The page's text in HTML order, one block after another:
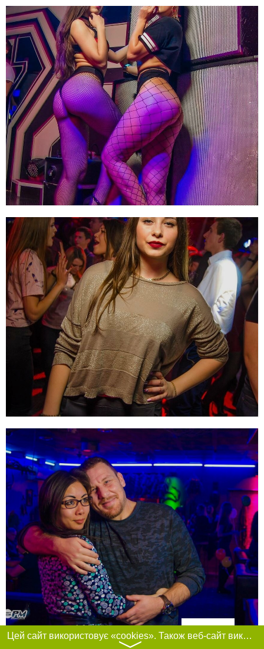
Фільтри
Цей сайт використовує «cookies». Також веб-сайт використовує інтернет-сервіс для збору технічних даних стосовно відвідувачів з метою отримання маркетингової та статистичної інформації. Умови обробки даних відвідувачів сайту див.
〉